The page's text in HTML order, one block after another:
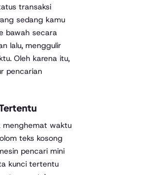
transaksi
sedang kamu
bawah secara
lalu, menggulir
Oleh karena itu,
pencarian
menghemat waktu
teks kosong
pencari mini
kunci tertentu